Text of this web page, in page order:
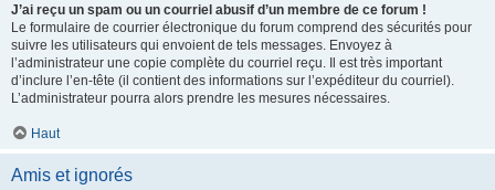
J’ai reçu un spam ou un courriel abusif d’un membre de ce forum !
Le formulaire de courrier électronique du forum comprend des sécurités pour
suivre les utilisateurs qui envoient de tels messages. Envoyez à
l’administrateur une copie complète du courriel reçu. Il est très important
d’inclure l’en-tête (il contient des informations sur l’expéditeur du courriel).
L’administrateur pourra alors prendre les mesures nécessaires.
Haut
Amis et ignorés